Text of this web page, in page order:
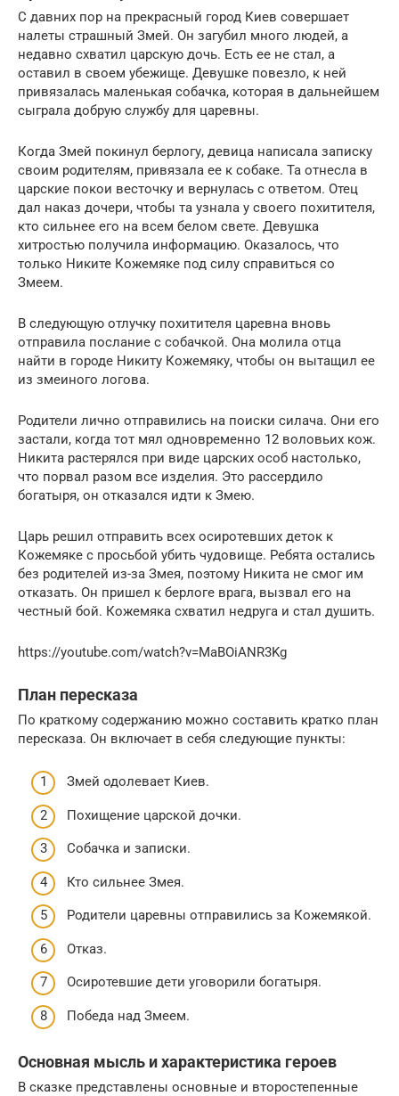
С давних пор на прекрасный город Киев совершает
налеты страшный Змей. Он загубил много людей, а
недавно схватил царскую дочь. Есть ее не стал, а
оставил в своем убежище. Девушке повезло, к ней
привязалась маленькая собачка, которая в дальнейшем
сыграла добрую службу для царевны.
Когда Змей покинул берлогу, девица написала записку
своим родителям, привязала ее к собаке. Та отнесла в
царские покои весточку и вернулась с ответом. Отец
дал наказ дочери, чтобы та узнала у своего похитителя,
кто сильнее его на всем белом свете. Девушка
хитростью получила информацию. Оказалось, что
только Никите Кожемяке под силу справиться со
Змеем.
В следующую отлучку похитителя царевна вновь
отправила послание с собачкой. Она молила отца
найти в городе Никиту Кожемяку, чтобы он вытащил ее
из змеиного логова.
Родители лично отправились на поиски силача. Они его
застали, когда тот мял одновременно 12 воловьих кож.
Никита растерялся при виде царских особ настолько,
что порвал разом все изделия. Это рассердило
богатыря, он отказался идти к Змею.
Царь решил отправить всех осиротевших деток к
Кожемяке с просьбой убить чудовище. Ребята остались
без родителей из-за Змея, поэтому Никита не смог им
отказать. Он пришел к берлоге врага, вызвал его на
честный бой. Кожемяка схватил недруга и стал душить.
https://youtube.com/watch?v=MaBOiANR3Kg
План пересказа
По краткому содержанию можно составить кратко план
пересказа. Он включает в себя следующие пункты:
Змей одолевает Киев.
Похищение царской дочки.
Собачка и записки.
Кто сильнее Змея.
Родители царевны отправились за Кожемякой.
Отказ.
Осиротевшие дети уговорили богатыря.
Победа над Змеем.
Основная мысль и характеристика героев
В сказке представлены основные и второстепенные